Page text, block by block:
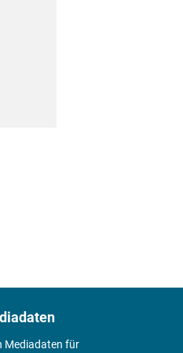
Mediadaten für